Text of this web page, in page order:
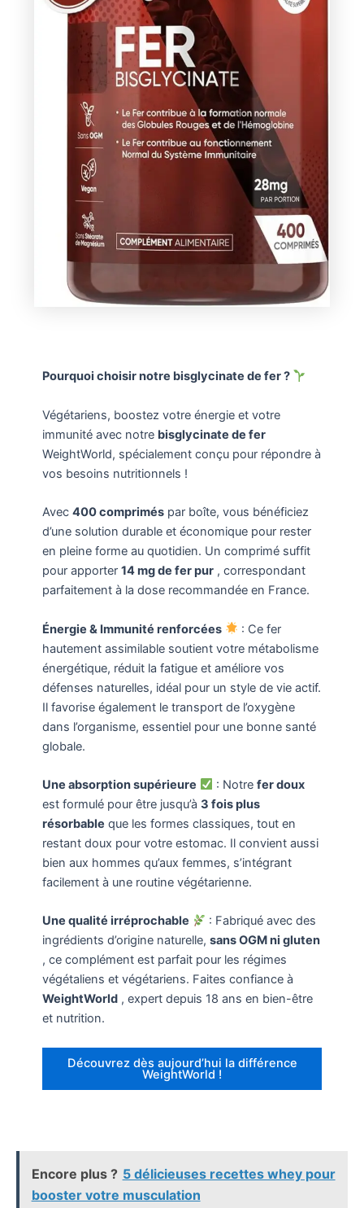
Pourquoi choisir notre bisglycinate de fer ?
Végétariens, boostez votre énergie et votre
immunité avec notre bisglycinate de fer
WeightWorld, spécialement conçu pour répondre à
vos besoins nutritionnels !
Avec 400 compriméspar boîte, vous bénéficiez
d’une solution durable et économique pour rester
en pleine forme au quotidien. Un comprimé suffit
pour apporter 14 mg de fer pur, correspondant
parfaitement à la dose recommandée en France.
Énergie & Immunité renforcées
: Ce fer
hautement assimilable soutient votre métabolisme
énergétique, réduit la fatigue et améliore vos
défenses naturelles, idéal pour un style de vie actif.
Il favorise également le transport de l’oxygène
dans l’organisme, essentiel pour une bonne santé
globale.
Une absorption supérieure : Notrefer doux
est formulé pour être jusqu’à 3 fois plus
résorbable que les formes classiques, tout en
restant doux pour votre estomac. Il convient aussi
bien aux hommes qu’aux femmes, s’intégrant
facilement à une routine végétarienne.
Une qualité irréprochable
: Fabriqué avec des
ingrédients d’origine naturelle, sans OGM ni gluten
, ce complément est parfait pour les régimes
végétaliens et végétariens. Faites confiance à
WeightWorld, expert depuis 18 ans en bien-être
et nutrition.
Découvrez dès aujourd’hui la différence
WeightWorld !
Encore plus ? 5 délicieuses recettes whey pour
booster votre musculation